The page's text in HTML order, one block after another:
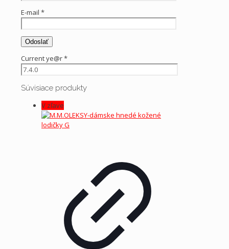
E-mail *
Current ye@r*
Súvisiace produkty
V zľave